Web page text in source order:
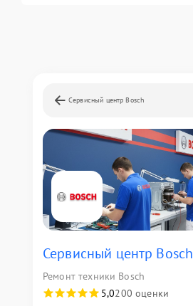
Сервисный центр Bosch
Сервисный центр Bosch
Ремонт техники Bosch
5,0200 оценки